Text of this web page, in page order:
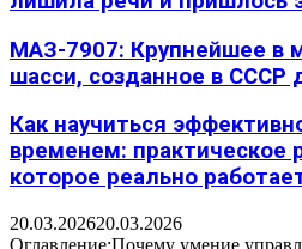
МАЗ-7907: Крупнейшее в
шасси, созданное в СССР
Как научиться
временем: практическое
которое реально
20.03.202620.03.2026